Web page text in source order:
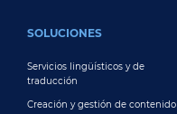
SOLUCIONES
Servicios lingüísticos y de
traducción
Creación y gestión de contenido